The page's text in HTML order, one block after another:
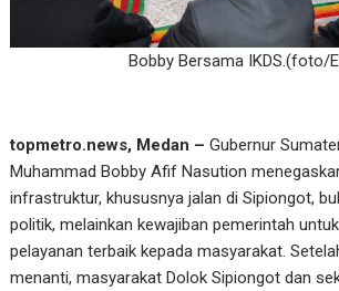
Bobby Bersama IKDS.(foto/
topmetro.news, Medan – Gubernur
Muhammad Bobby Afif Nasution
infrastruktur, khususnya jalan di Sipiongot,
politik, melainkan kewajiban pemerintah
pelayanan terbaik kepada masyarakat.
menanti, masyarakat Dolok Sipiongot dan